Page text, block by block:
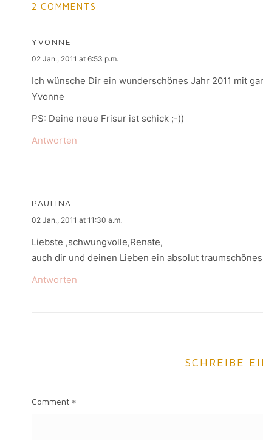
2 COMMENTS
YVONNE
says:
02 Jan., 2011 at 6:53 p.m.
Ich wünsche Dir ein wunderschönes Jahr 2011 mit
Yvonne
PS: Deine neue Frisur ist schick ;-))
Antworten
PAULINA
says:
02 Jan., 2011 at 11:30 a.m.
Liebste ,schwungvolle,Renate,
auch dir und deinen Lieben ein absolut
Antworten
SCHREIBE
Comment *